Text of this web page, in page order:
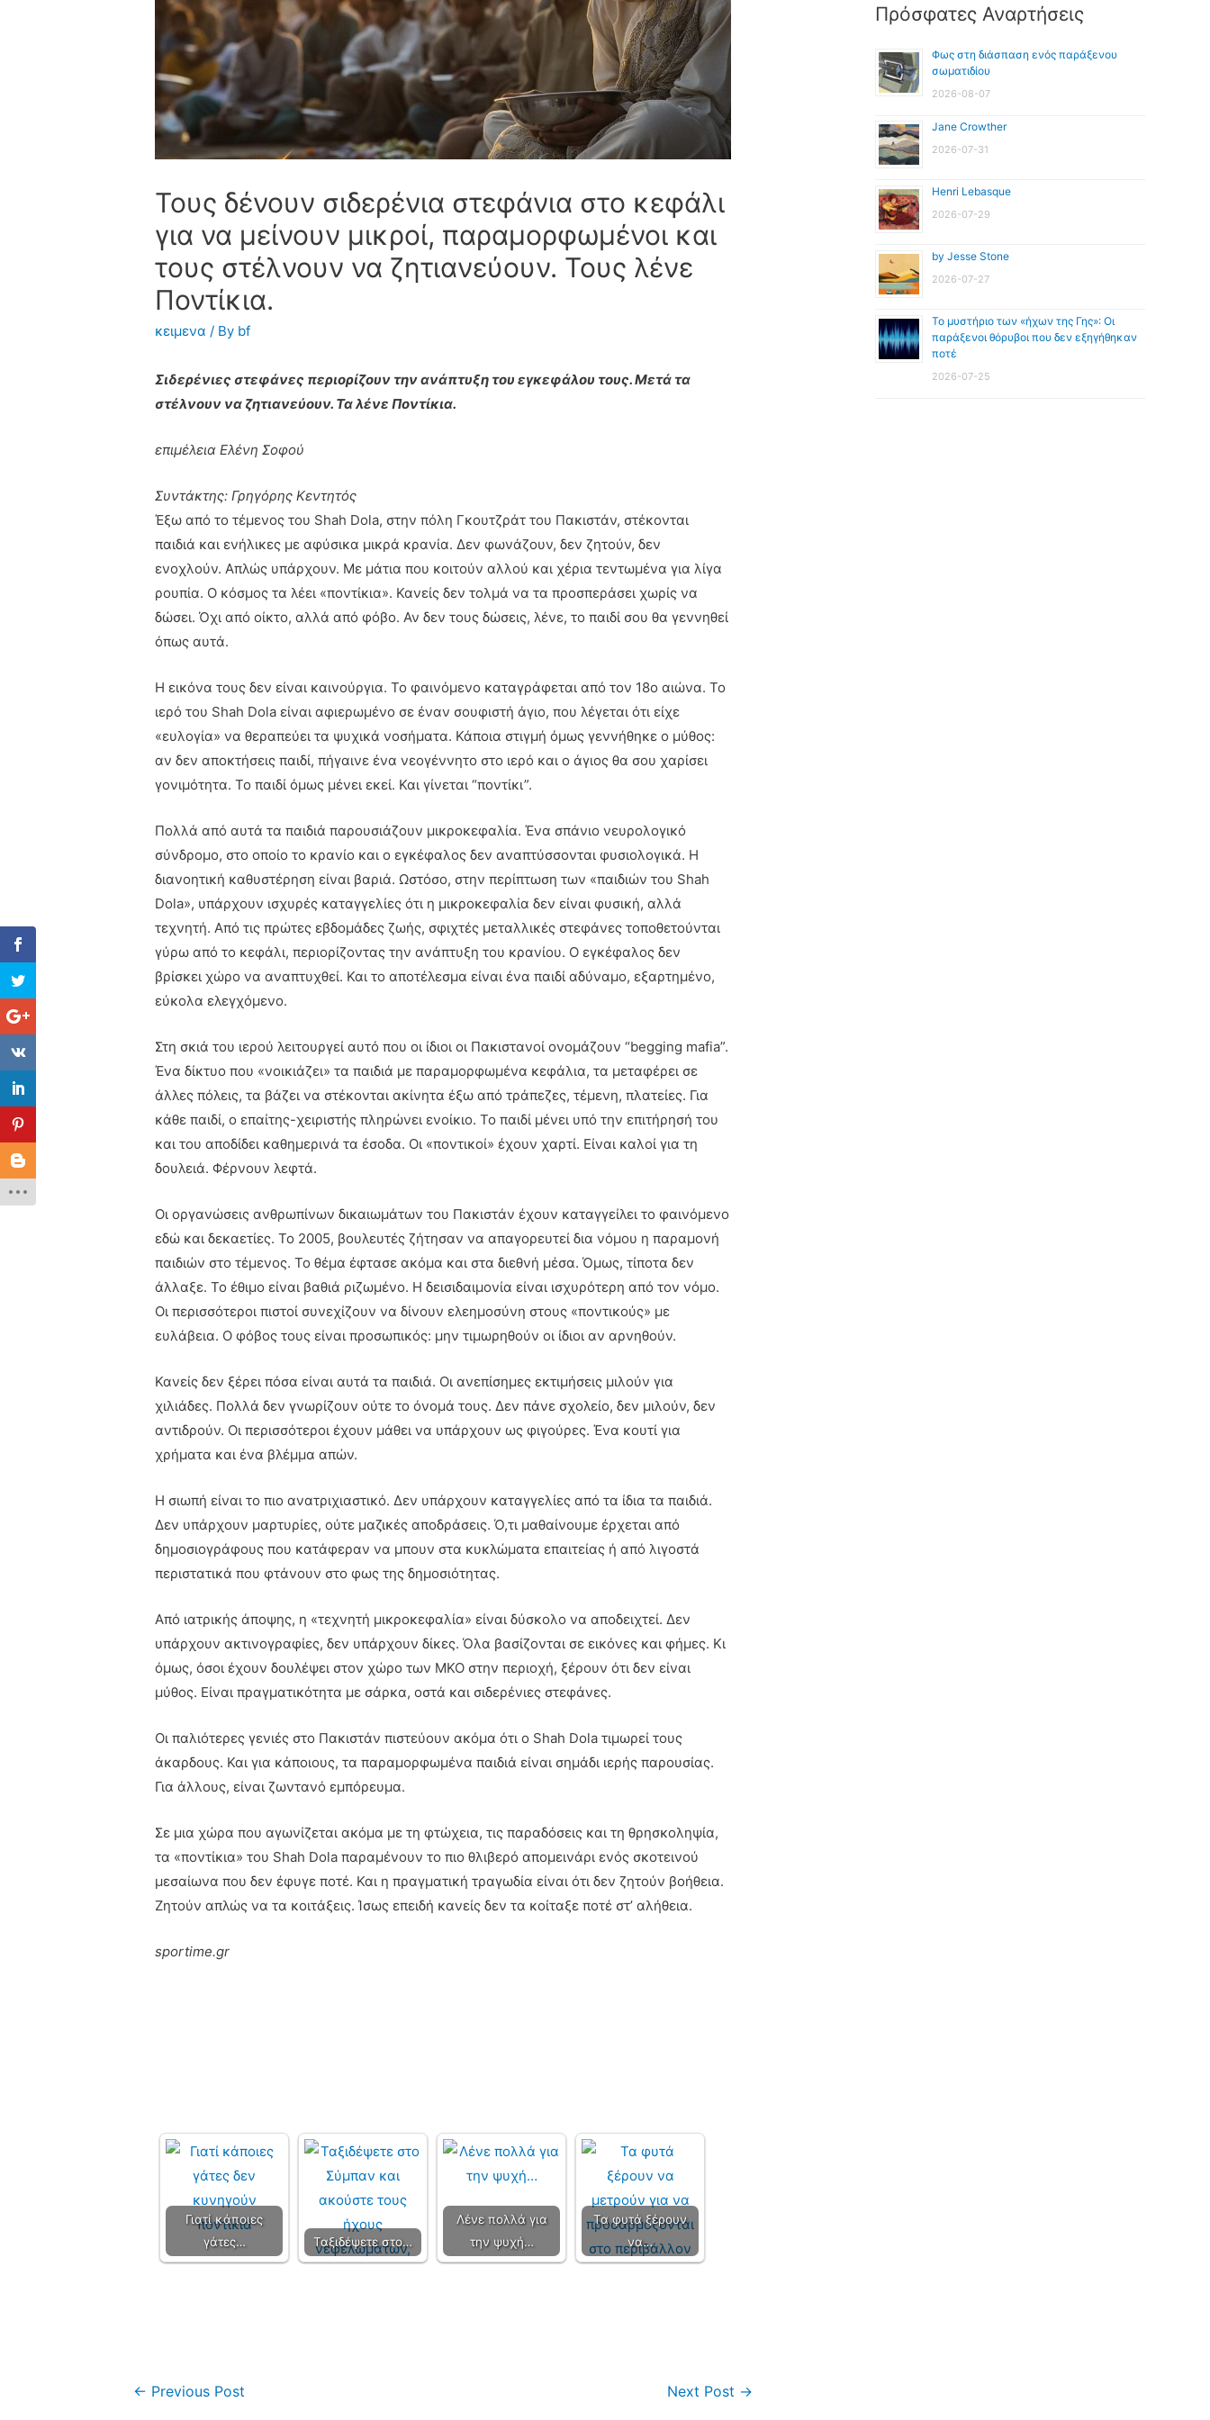
Τους δένουν σιδερένια στεφάνια στο κεφάλι
για να μείνουν μικροί, παραμορφωμένοι και
τους στέλνουν να ζητιανεύουν. Τους λένε
Ποντίκια.
κειμενα / By bf
Σιδερένιες στεφάνες περιορίζουν την ανάπτυξη του εγκεφάλου τους. Μετά τα
στέλνουν να ζητιανεύουν. Τα λένε Ποντίκια.
επιμέλεια Ελένη Σοφού
Συντάκτης: Γρηγόρης Κεντητός
Έξω από το τέμενος του Shah Dola, στην πόλη Γκουτζράτ του Πακιστάν, στέκονται
παιδιά και ενήλικες με αφύσικα μικρά κρανία. Δεν φωνάζουν, δεν ζητούν, δεν
ενοχλούν. Απλώς υπάρχουν. Με μάτια που κοιτούν αλλού και χέρια τεντωμένα για λίγα
ρουπία. Ο κόσμος τα λέει «ποντίκια». Κανείς δεν τολμά να τα προσπεράσει χωρίς να
δώσει. Όχι από οίκτο, αλλά από φόβο. Αν δεν τους δώσεις, λένε, το παιδί σου θα γεννηθεί
όπως αυτά.
Η εικόνα τους δεν είναι καινούργια. Το φαινόμενο καταγράφεται από τον 18ο αιώνα. Το
ιερό του Shah Dola είναι αφιερωμένο σε έναν σουφιστή άγιο, που λέγεται ότι είχε
«ευλογία» να θεραπεύει τα ψυχικά νοσήματα. Κάποια στιγμή όμως γεννήθηκε ο μύθος:
αν δεν αποκτήσεις παιδί, πήγαινε ένα νεογέννητο στο ιερό και ο άγιος θα σου χαρίσει
γονιμότητα. Το παιδί όμως μένει εκεί. Και γίνεται “ποντίκι”.
Πολλά από αυτά τα παιδιά παρουσιάζουν μικροκεφαλία. Ένα σπάνιο νευρολογικό
σύνδρομο, στο οποίο το κρανίο και ο εγκέφαλος δεν αναπτύσσονται φυσιολογικά. Η
διανοητική καθυστέρηση είναι βαριά. Ωστόσο, στην περίπτωση των «παιδιών του Shah
Dola», υπάρχουν ισχυρές καταγγελίες ότι η μικροκεφαλία δεν είναι φυσική, αλλά
τεχνητή. Από τις πρώτες εβδομάδες ζωής, σφιχτές μεταλλικές στεφάνες τοποθετούνται
γύρω από το κεφάλι, περιορίζοντας την ανάπτυξη του κρανίου. Ο εγκέφαλος δεν
βρίσκει χώρο να αναπτυχθεί. Και το αποτέλεσμα είναι ένα παιδί αδύναμο, εξαρτημένο,
εύκολα ελεγχόμενο.
Στη σκιά του ιερού λειτουργεί αυτό που οι ίδιοι οι Πακιστανοί ονομάζουν “begging mafia”.
Ένα δίκτυο που «νοικιάζει» τα παιδιά με παραμορφωμένα κεφάλια, τα μεταφέρει σε
άλλες πόλεις, τα βάζει να στέκονται ακίνητα έξω από τράπεζες, τέμενη, πλατείες. Για
κάθε παιδί, ο επαίτης-χειριστής πληρώνει ενοίκιο. Το παιδί μένει υπό την επιτήρησή του
και του αποδίδει καθημερινά τα έσοδα. Οι «ποντικοί» έχουν χαρτί. Είναι καλοί για τη
δουλειά. Φέρνουν λεφτά.
Οι οργανώσεις ανθρωπίνων δικαιωμάτων του Πακιστάν έχουν καταγγείλει το φαινόμενο
εδώ και δεκαετίες. Το 2005, βουλευτές ζήτησαν να απαγορευτεί δια νόμου η παραμονή
παιδιών στο τέμενος. Το θέμα έφτασε ακόμα και στα διεθνή μέσα. Όμως, τίποτα δεν
άλλαξε. Το έθιμο είναι βαθιά ριζωμένο. Η δεισιδαιμονία είναι ισχυρότερη από τον νόμο.
Οι περισσότεροι πιστοί συνεχίζουν να δίνουν ελεημοσύνη στους «ποντικούς» με
ευλάβεια. Ο φόβος τους είναι προσωπικός: μην τιμωρηθούν οι ίδιοι αν αρνηθούν.
Κανείς δεν ξέρει πόσα είναι αυτά τα παιδιά. Οι ανεπίσημες εκτιμήσεις μιλούν για
χιλιάδες. Πολλά δεν γνωρίζουν ούτε το όνομά τους. Δεν πάνε σχολείο, δεν μιλούν, δεν
αντιδρούν. Οι περισσότεροι έχουν μάθει να υπάρχουν ως φιγούρες. Ένα κουτί για
χρήματα και ένα βλέμμα απών.
Η σιωπή είναι το πιο ανατριχιαστικό. Δεν υπάρχουν καταγγελίες από τα ίδια τα παιδιά.
Δεν υπάρχουν μαρτυρίες, ούτε μαζικές αποδράσεις. Ό,τι μαθαίνουμε έρχεται από
δημοσιογράφους που κατάφεραν να μπουν στα κυκλώματα επαιτείας ή από λιγοστά
περιστατικά που φτάνουν στο φως της δημοσιότητας.
Από ιατρικής άποψης, η «τεχνητή μικροκεφαλία» είναι δύσκολο να αποδειχτεί. Δεν
υπάρχουν ακτινογραφίες, δεν υπάρχουν δίκες. Όλα βασίζονται σε εικόνες και φήμες. Κι
όμως, όσοι έχουν δουλέψει στον χώρο των ΜΚΟ στην περιοχή, ξέρουν ότι δεν είναι
μύθος. Είναι πραγματικότητα με σάρκα, οστά και σιδερένιες στεφάνες.
Οι παλιότερες γενιές στο Πακιστάν πιστεύουν ακόμα ότι ο Shah Dola τιμωρεί τους
άκαρδους. Και για κάποιους, τα παραμορφωμένα παιδιά είναι σημάδι ιερής παρουσίας.
Για άλλους, είναι ζωντανό εμπόρευμα.
Σε μια χώρα που αγωνίζεται ακόμα με τη φτώχεια, τις παραδόσεις και τη θρησκοληψία,
τα «ποντίκια» του Shah Dola παραμένουν το πιο θλιβερό απομεινάρι ενός σκοτεινού
μεσαίωνα που δεν έφυγε ποτέ. Και η πραγματική τραγωδία είναι ότι δεν ζητούν βοήθεια.
Ζητούν απλώς να τα κοιτάξεις. Ίσως επειδή κανείς δεν τα κοίταξε ποτέ στ’ αλήθεια.
sportime.gr
Γιατί κάποιες
γάτες…
Ταξιδέψετε στο…
Λένε πολλά για
την ψυχή…
Τα φυτά ξέρουν
να…
← Previous Post Next Post →
Πρόσφατες Αναρτήσεις
Φως στη διάσπαση ενός παράξενου
σωματιδίου
2026-08-07
Jane Crowther
2026-07-31
Henri Lebasque
2026-07-29
by Jesse Stone
2026-07-27
Το μυστήριο των «ήχων της Γης»: Οι
παράξενοι θόρυβοι που δεν εξηγήθηκαν
ποτέ
2026-07-25